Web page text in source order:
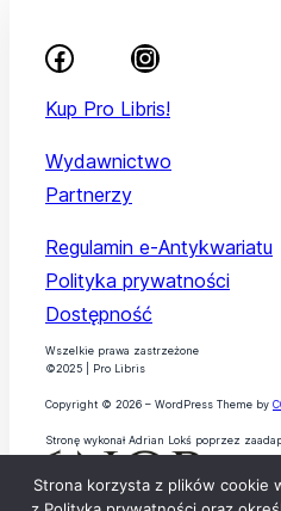
Kup Pro Libris!
Wydawnictwo
Partnerzy
Regulamin e-Antykwariatu
Polityka prywatności
Dostępność
Wszelkie prawa zastrzeżone
©2025 | Pro Libris
Copyright © 2026 – WordPress Theme by
Stronę wykonał Adrian Lokś poprzez
Strona korzysta z plików cookie